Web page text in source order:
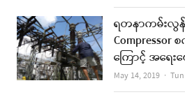
ရတနာကမ်းလွ
Compressor
ကြောင့် အရေး
May 14, 2019